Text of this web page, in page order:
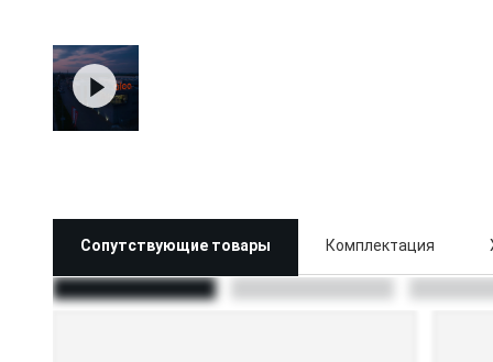
Сопутствующие товары Комплектация